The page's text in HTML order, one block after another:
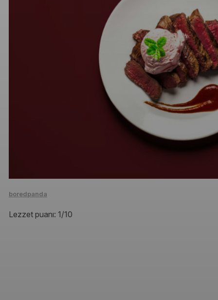
boredpanda
Lezzet puanı: 1/10